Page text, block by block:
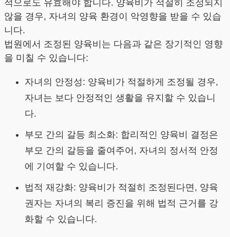
적으로도 유효해야 합니다. 양육비가 적절히 조정되지
않을 경우, 자녀의 양육 환경이 악영향을 받을 수 있습
니다.
법원에서 조정된 양육비는 다음과 같은 장기적인 영향
을 미칠 수 있습니다:
자녀의 안정성: 양육비가 적절하게 조정될 경우,
자녀는 보다 안정적인 생활을 유지할 수 있습니
다.
부모 간의 갈등 최소화: 합리적인 양육비 결정은
부모 간의 갈등을 줄여주어, 자녀의 정서적 안정
에 기여할 수 있습니다.
법적 재강화: 양육비가 적절히 조정된다면, 양육
권자는 자녀의 복리 증진을 위해 법적 근거를 강
화할 수 있습니다.